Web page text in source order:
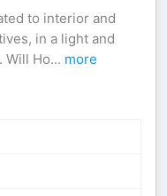
to interior and
in a light and
Will Ho... more